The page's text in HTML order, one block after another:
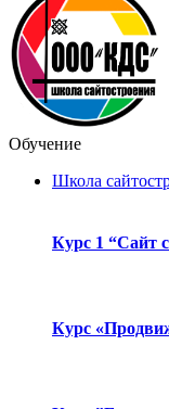
Обучение
Школа
Курс 1 “Сайт
Курс